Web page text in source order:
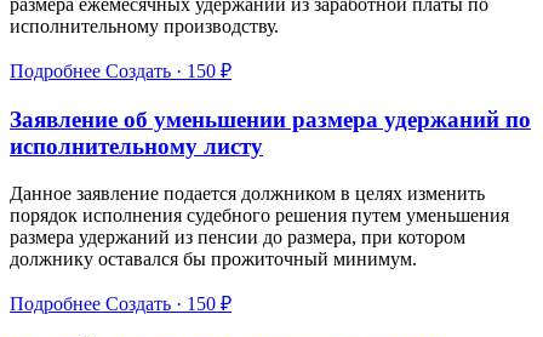
размера ежемесячных удержаний из заработной платы по
исполнительному производству.
Подробнее Создать · 150 ₽
Заявление об уменьшении размера удержаний по
исполнительному листу
Данное заявление подается должником в целях изменить
порядок исполнения судебного решения путем уменьшения
размера удержаний из пенсии до размера, при котором
должнику оставался бы прожиточный минимум.
Подробнее Создать · 150 ₽